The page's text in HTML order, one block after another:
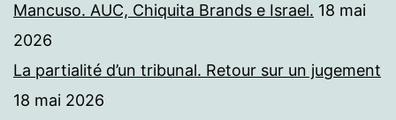
Mancuso. AUC, Chiquita Brands e Israel. 18 mai
2026
La partialité d’un tribunal. Retour sur un jugement
18 mai 2026